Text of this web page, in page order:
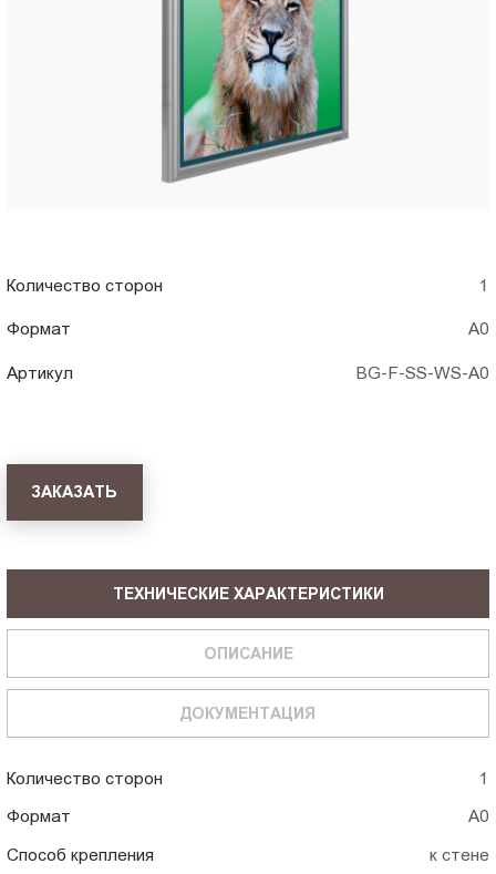
Астрахани
Количество сторон 1
Формат А0
Артикул BG-F-SS-WS-A0
ЗАКАЗАТЬ
ТЕХНИЧЕСКИЕ ХАРАКТЕРИСТИКИ
ОПИСАНИЕ
ДОКУМЕНТАЦИЯ
Количество сторон 1
Формат А0
Способ крепления к стене